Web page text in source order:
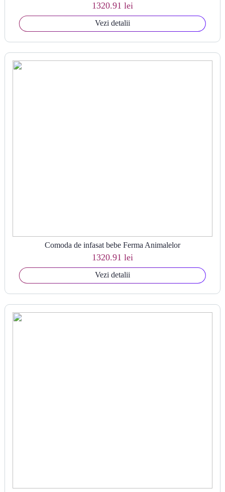
1320.91 lei
Vezi detalii
Comoda de infasat bebe Ferma Animalelor
1320.91 lei
Vezi detalii